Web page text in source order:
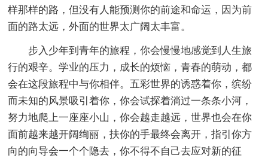
样那样的路，但没有人能预测你的前途和命运，因为前
面的路太远，外面的世界太广阔太丰富。
步入少年到青年的旅程，你会慢慢地感觉到人生旅
行的艰辛。学业的压力，成长的烦恼，青春的萌动，都
会在这段旅程中与你相伴。五彩世界的诱惑着你，缤纷
而未知的风景吸引着你，你会试探着淌过一条条小河，
努力地爬上一座座小山，你会越走越远，世界也会在你
面前越来越开阔绚丽，扶你的手最终会离开，指引你方
向的向导会一个个隐去，你不得不自己去应对新的征